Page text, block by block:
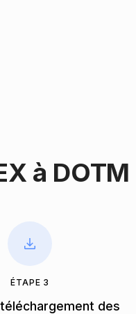
à DOTM
ÉTAPE 3
des